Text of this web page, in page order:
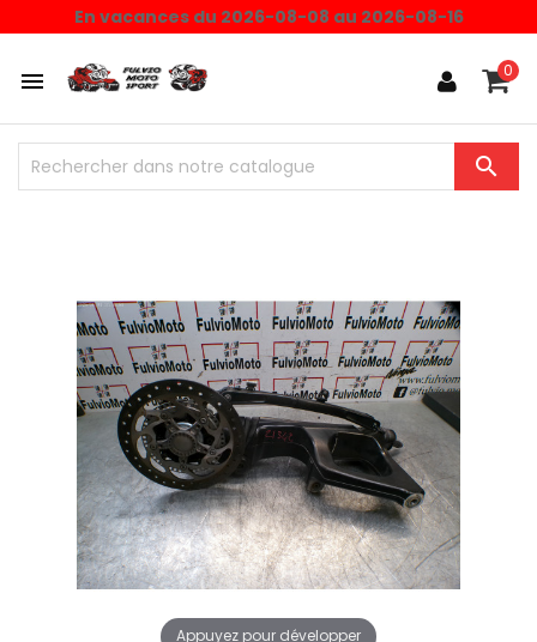
En vacances du 2026-08-08 au 2026-08-16
 0

Appuyez pour développer